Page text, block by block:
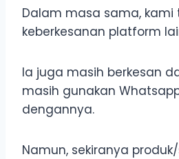
Dalam masa sama, kami
keberkesanan platform
Ia juga masih berkesan
masih gunakan
dengannya.
Namun, sekiranya